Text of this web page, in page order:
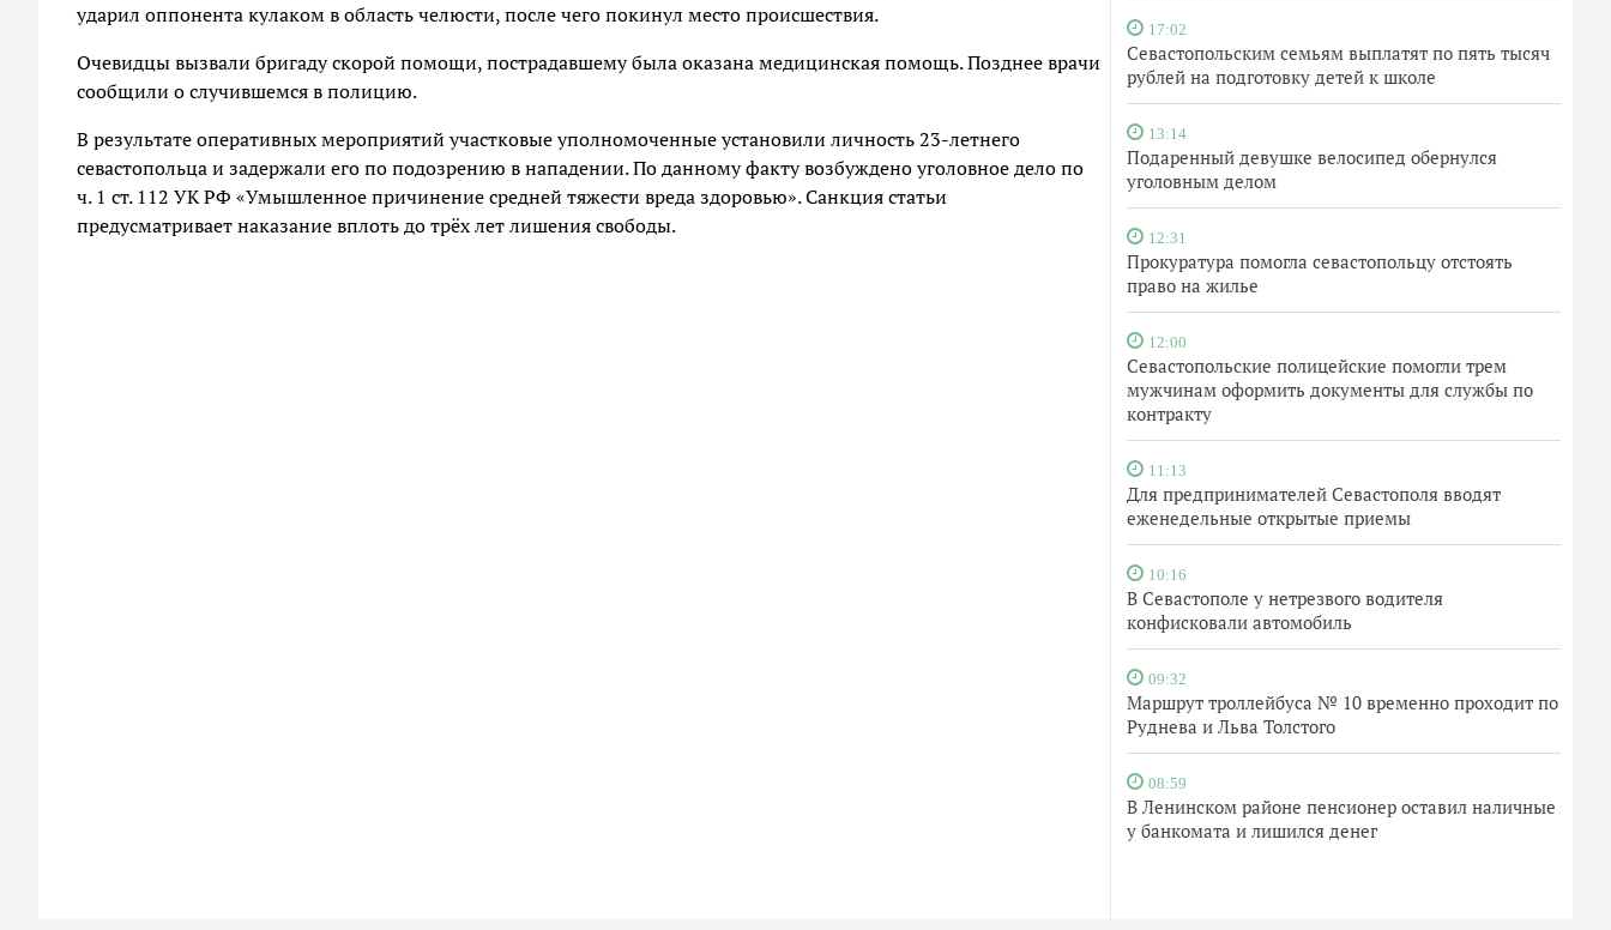
17:02
Севастопольским семьям выплатят по пять тысяч
рублей на подготовку детей к школе
13:14
Подаренный девушке велосипед обернулся
уголовным делом
12:31
Прокуратура помогла севастопольцу отстоять
право на жилье
12:00
Севастопольские полицейские помогли трем
мужчинам оформить документы для службы по
контракту
11:13
Для предпринимателей Севастополя вводят
еженедельные открытые приемы
10:16
В Севастополе у нетрезвого водителя
конфисковали автомобиль
09:32
Маршрут троллейбуса № 10 временно проходит по
Руднева и Льва Толстого
08:59
В Ленинском районе пенсионер оставил наличные
у банкомата и лишился денег
ударил оппонента кулаком в область челюсти, после чего покинул место происшествия.
Очевидцы вызвали бригаду скорой помощи, пострадавшему была оказана медицинская помощь. Позднее врачи
сообщили о случившемся в полицию.
В результате оперативных мероприятий участковые уполномоченные установили личность 23-летнего
севастопольца и задержали его по подозрению в нападении. По данному факту возбуждено уголовное дело по
ч. 1 ст. 112 УК РФ «Умышленное причинение средней тяжести вреда здоровью». Санкция статьи
предусматривает наказание вплоть до трёх лет лишения свободы.